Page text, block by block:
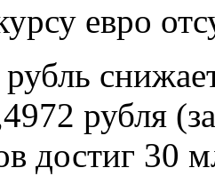
евро
рубля
достиг 30